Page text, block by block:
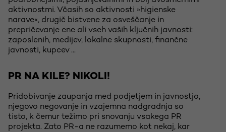
aktivnostmi. Včasih so aktivnosti »higienske
narave«, drugič bistvene za osveščanje in
prepričevanje ene ali vseh vaših ključnih javnosti:
zaposlenih, medijev, lokalne skupnosti, finančne
javnosti, kupcev ...
PR NA KILE? NIKOLI!
Pridobivanje zaupanja med podjetjem in javnostjo,
njegovo negovanje in vzajemna nadgradnja so
tisto, k čemur težimo pri snovanju vsakega PR
projekta. Zato PR-a ne razumemo kot nekaj, kar